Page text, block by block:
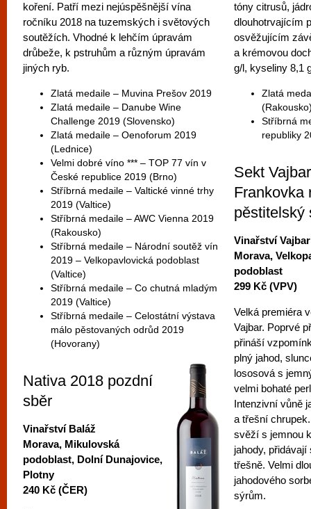
koření. Patří mezi nejúspěšnější vína
ročníku 2018 na tuzemských i světových
soutěžích. Vhodné k lehčím úpravám
drůbeže, k pstruhům a různým úpravám
jiných ryb.
Zlatá medaile – Muvina Prešov 2019
Zlatá medaile – Danube Wine
Challenge 2019 (Slovensko)
Zlatá medaile – Oenoforum 2019
(Lednice)
Velmi dobré víno *** – TOP 77 vín v
České republice 2019 (Brno)
Stříbrná medaile – Valtické vinné trhy
2019 (Valtice)
Stříbrná medaile – AWC Vienna 2019
(Rakousko)
Stříbrná medaile – Národní soutěž vín
2019 – Velkopavlovická podoblast
(Valtice)
Stříbrná medaile – Co chutná mladým
2019 (Valtice)
Stříbrná medaile – Celostátní výstava
málo pěstovaných odrůd 2019
(Hovorany)
Nativa 2018 pozdní
sběr
Vinařství Baláž
Morava, Mikulovská
podoblast, Dolní Dunajovice,
Plotny
240 Kč (ČER)
tóny citrusů,
dlouhotrvajícím
osvěžujícím
a krémovou
g/l, kyseliny 8,1
Zlatá
Stříbrná
republiky
Sekt
Frankovka
pěstitelský
Vinařství Vajbar
Morava,
podoblast
299 Kč (VPV)
Velká premiéra
Vajbar. Poprvé
přináší
plný jahod,
lososová s
velmi bohaté
Intenzivní vůně
a třešní
svěží s jemnou
jahody,
třešně. Velmi
jahodového
sýrům.